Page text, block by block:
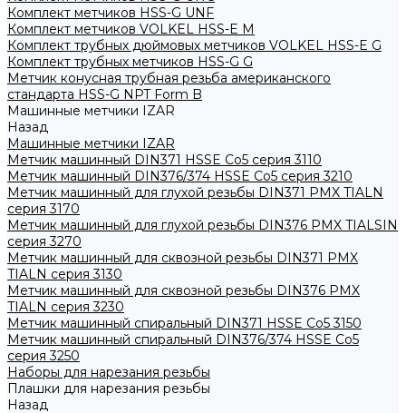
Комплект метчиков HSS-G UNF
Комплект метчиков VOLKEL HSS-E M
Комплект трубных дюймовых метчиков VOLKEL HSS-E G
Комплект трубных метчиков HSS-G G
Метчик конусная трубная резьба американского
стандарта HSS-G NPT Form B
Машинные метчики IZAR
Назад
Машинные метчики IZAR
Метчик машинный DIN371 HSSE Co5 серия 3110
Метчик машинный DIN376/374 HSSE Co5 серия 3210
Метчик машинный для глухой резьбы DIN371 PMX TIALN
серия 3170
Метчик машинный для глухой резьбы DIN376 PMX TIALSIN
серия 3270
Метчик машинный для сквозной резьбы DIN371 PMX
TIALN серия 3130
Метчик машинный для сквозной резьбы DIN376 PMX
TIALN серия 3230
Метчик машинный спиральный DIN371 HSSE Co5 3150
Метчик машинный спиральный DIN376/374 HSSE Co5
серия 3250
Наборы для нарезания резьбы
Плашки для нарезания резьбы
Назад